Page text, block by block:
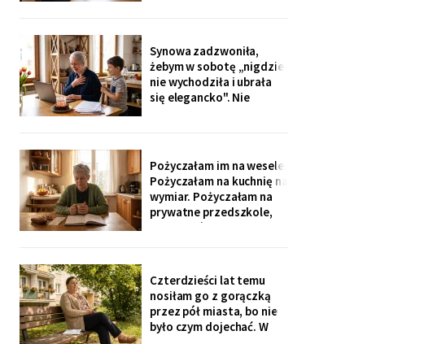
tysiące, na moje dane.
Wnuk płakał, że odda.
Córka na to: „tylko
nigdzie nie zgłaszaj,
chcesz mu zniszczyć
Synowa zadzwoniła,
żebym w sobotę „nigdzie
nie wychodziła i ubrała
się elegancko". Nie
domu opieki. Przyjechali
z tortem i laptopem:
bilety do Rzymu na moje
siedemdziesiąte
urodziny
Pożyczałam im na wesele.
Pożyczałam na kuchnię na
wymiar. Pożyczałam na
prywatne przedszkole,
„bo Kubuś jest wrażliwy".
poprosiłam o pożyczkę -
na okulary progresywne -
i usłyszałam, że „trzeba
było sobie
Czterdzieści lat temu
nosiłam go z gorączką
przez pół miasta, bo nie
było czym dojechać. W